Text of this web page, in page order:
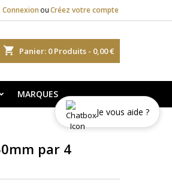
Connexion ouCréez votre compte
shopping_cart Panier: 0Produits - 0,00 €
MARQUES
par 4
Je vous aide ?